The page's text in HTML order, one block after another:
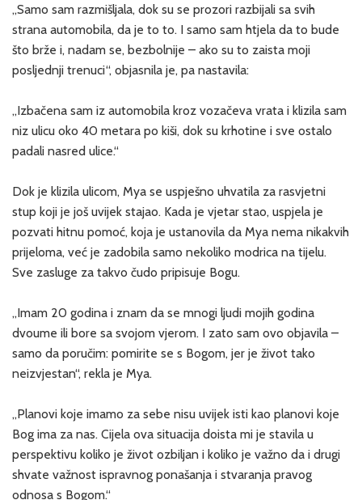
„Samo sam razmišljala, dok su se prozori razbijali sa svih
strana automobila, da je to to. I samo sam htjela da to bude
što brže i, nadam se, bezbolnije – ako su to zaista moji
posljednji trenuci“, objasnila je, pa nastavila:
„Izbačena sam iz automobila kroz vozačeva vrata i klizila sam
niz ulicu oko 40 metara po kiši, dok su krhotine i sve ostalo
padali nasred ulice.“
Dok je klizila ulicom, Mya se uspješno uhvatila za rasvjetni
stup koji je još uvijek stajao. Kada je vjetar stao, uspjela je
pozvati hitnu pomoć, koja je ustanovila da Mya nema nikakvih
prijeloma, već je zadobila samo nekoliko modrica na tijelu.
Sve zasluge za takvo čudo pripisuje Bogu.
„Imam 20 godina i znam da se mnogi ljudi mojih godina
dvoume ili bore sa svojom vjerom. I zato sam ovo objavila –
samo da poručim: pomirite se s Bogom, jer je život tako
neizvjestan“, rekla je Mya.
„Planovi koje imamo za sebe nisu uvijek isti kao planovi koje
Bog ima za nas. Cijela ova situacija doista mi je stavila u
perspektivu koliko je život ozbiljan i koliko je važno da i drugi
shvate važnost ispravnog ponašanja i stvaranja pravog
odnosa s Bogom.“